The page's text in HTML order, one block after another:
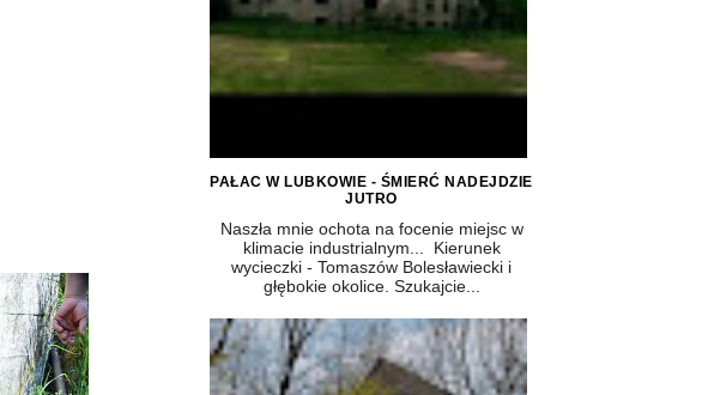
PAŁAC W LUBKOWIE - ŚMIERĆ NADEJDZIE
JUTRO
Naszła mnie ochota na focenie miejsc w
klimacie industrialnym... Kierunek
wycieczki - Tomaszów Bolesławiecki i
głębokie okolice. Szukajcie...